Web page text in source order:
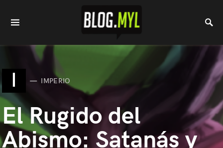
I IMPERIO
El Rugido del
Abismo: Satanás y